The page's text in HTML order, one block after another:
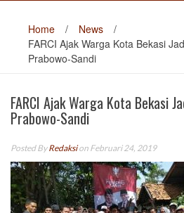
Home / News
/
FARCI Ajak Warga Kota Bekasi
Prabowo-Sandi
FARCI Ajak Warga Kota Bekasi
Prabowo-Sandi
Posted ByRedaksion Februari 24, 2019